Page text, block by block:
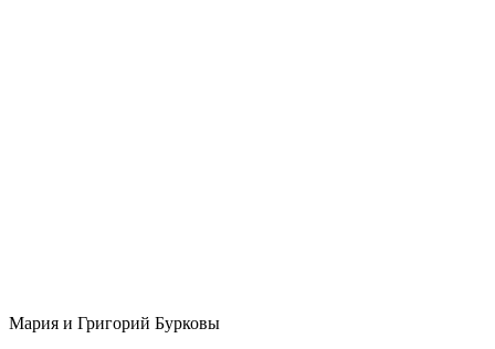
Мария и Григорий Бурковы